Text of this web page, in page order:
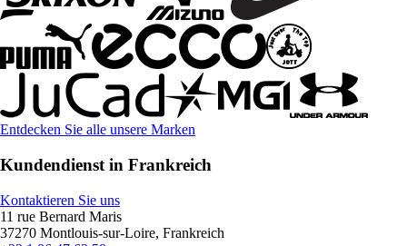
Entdecken Sie alle unsere Marken
Kundendienst in Frankreich
Kontaktieren Sie uns
11 rue Bernard Maris
37270 Montlouis-sur-Loire, Frankreich